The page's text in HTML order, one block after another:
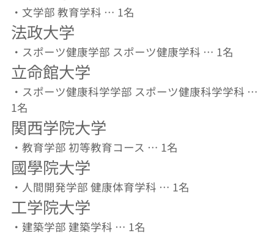
・文学部 教育学科 … 1名
法政大学
・スポーツ健康学部 スポーツ健康学科 … 1名
立命館大学
・スポーツ健康科学学部 スポーツ健康科学学科 …
1名
関西学院大学
・教育学部 初等教育コース … 1名
國學院大学
・人間開発学部 健康体育学科 … 1名
工学院大学
・建築学部 建築学科 … 1名